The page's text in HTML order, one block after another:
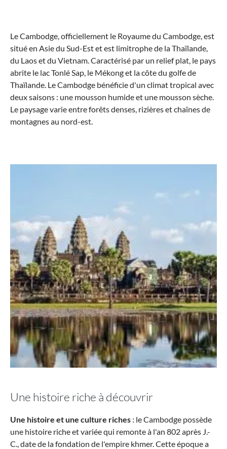
Le Cambodge, officiellement le Royaume du Cambodge, est
situé en Asie du Sud-Est et est limitrophe de la Thaïlande,
du Laos et du Vietnam. Caractérisé par un relief plat, le pays
abrite le lac Tonlé Sap, le Mékong et la côte du golfe de
Thaïlande. Le Cambodge bénéficie d'un climat tropical avec
deux saisons : une mousson humide et une mousson sèche.
Le paysage varie entre forêts denses, rizières et chaînes de
montagnes au nord-est.
Une histoire riche à découvrir
Une histoire et une culture riches : le Cambodge possède
une histoire riche et variée qui remonte à l'an 802 après J.-
C., date de la fondation de l'empire khmer. Cette époque a